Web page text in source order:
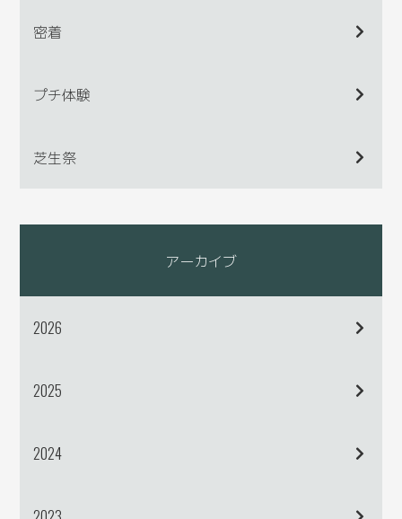
密着
プチ体験
芝生祭
アーカイブ
2026
2025
2024